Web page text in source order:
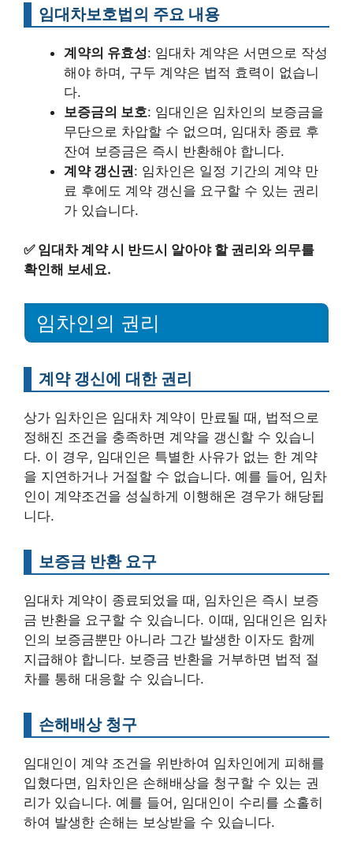
임대차보호법의 주요 내용
계약의 유효성: 임대차 계약은 서면으로 작성
해야 하며, 구두 계약은 법적 효력이 없습니
다.
보증금의 보호: 임대인은 임차인의 보증금을
무단으로 차압할 수 없으며, 임대차 종료 후
잔여 보증금은 즉시 반환해야 합니다.
계약 갱신권: 임차인은 일정 기간의 계약 만
료 후에도 계약 갱신을 요구할 수 있는 권리
가 있습니다.
✅ 임대차 계약 시 반드시 알아야 할 권리와 의무를
확인해 보세요.
임차인의 권리
계약 갱신에 대한 권리
상가 임차인은 임대차 계약이 만료될 때, 법적으로
정해진 조건을 충족하면 계약을 갱신할 수 있습니
다. 이 경우, 임대인은 특별한 사유가 없는 한 계약
을 지연하거나 거절할 수 없습니다. 예를 들어, 임차
인이 계약조건을 성실하게 이행해온 경우가 해당됩
니다.
보증금 반환 요구
임대차 계약이 종료되었을 때, 임차인은 즉시 보증
금 반환을 요구할 수 있습니다. 이때, 임대인은 임차
인의 보증금뿐만 아니라 그간 발생한 이자도 함께
지급해야 합니다. 보증금 반환을 거부하면 법적 절
차를 통해 대응할 수 있습니다.
손해배상 청구
임대인이 계약 조건을 위반하여 임차인에게 피해를
입혔다면, 임차인은 손해배상을 청구할 수 있는 권
리가 있습니다. 예를 들어, 임대인이 수리를 소홀히
하여 발생한 손해는 보상받을 수 있습니다.